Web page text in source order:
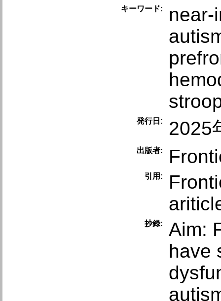
キーワード:
near-
発行日: 2025
出版者:
引用:
抄録:
Aim:
have